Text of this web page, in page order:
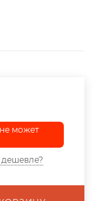
может